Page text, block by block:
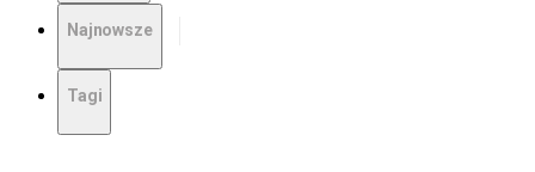
Najnowsze
Tagi